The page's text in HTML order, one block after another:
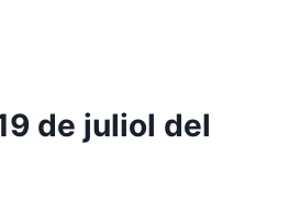
de juliol del